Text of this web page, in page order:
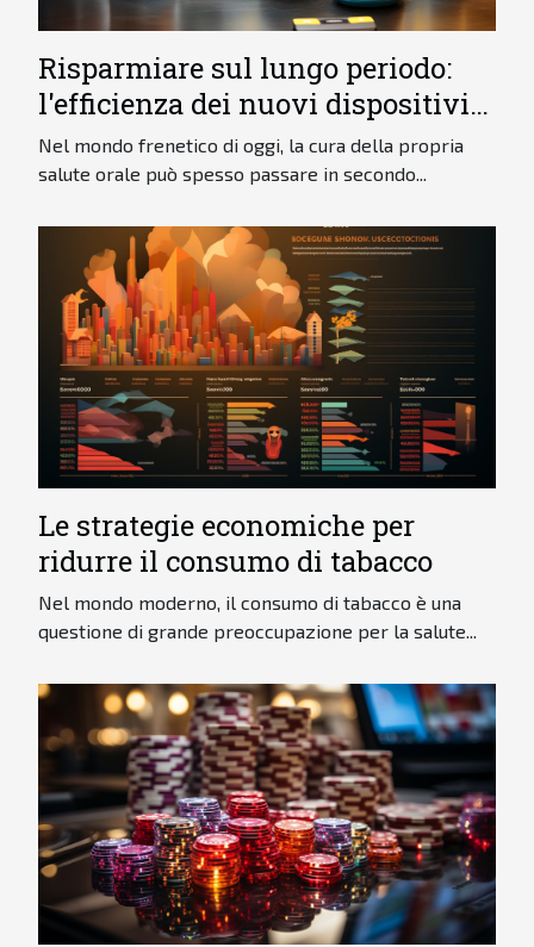
Risparmiare sul lungo periodo:
l'efficienza dei nuovi dispositivi
per l'igiene orale
Nel mondo frenetico di oggi, la cura della propria
salute orale può spesso passare in secondo...
Le strategie economiche per
ridurre il consumo di tabacco
Nel mondo moderno, il consumo di tabacco è una
questione di grande preoccupazione per la salute...